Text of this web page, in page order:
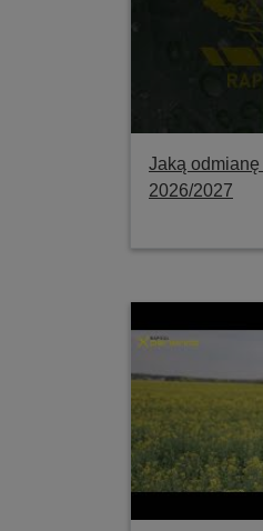
Jaką
2026/2027